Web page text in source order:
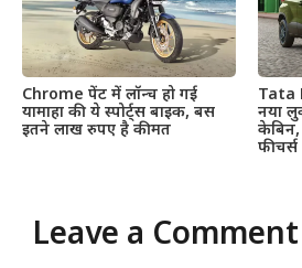
Chrome पेंट में लॉन्च हो गई
यामाहा की ये स्पोर्ट्स बाइक, बस
इतने लाख रुपए है कीमत
Tata
नया
केबिन,
फीचर्स
Leave a Comment